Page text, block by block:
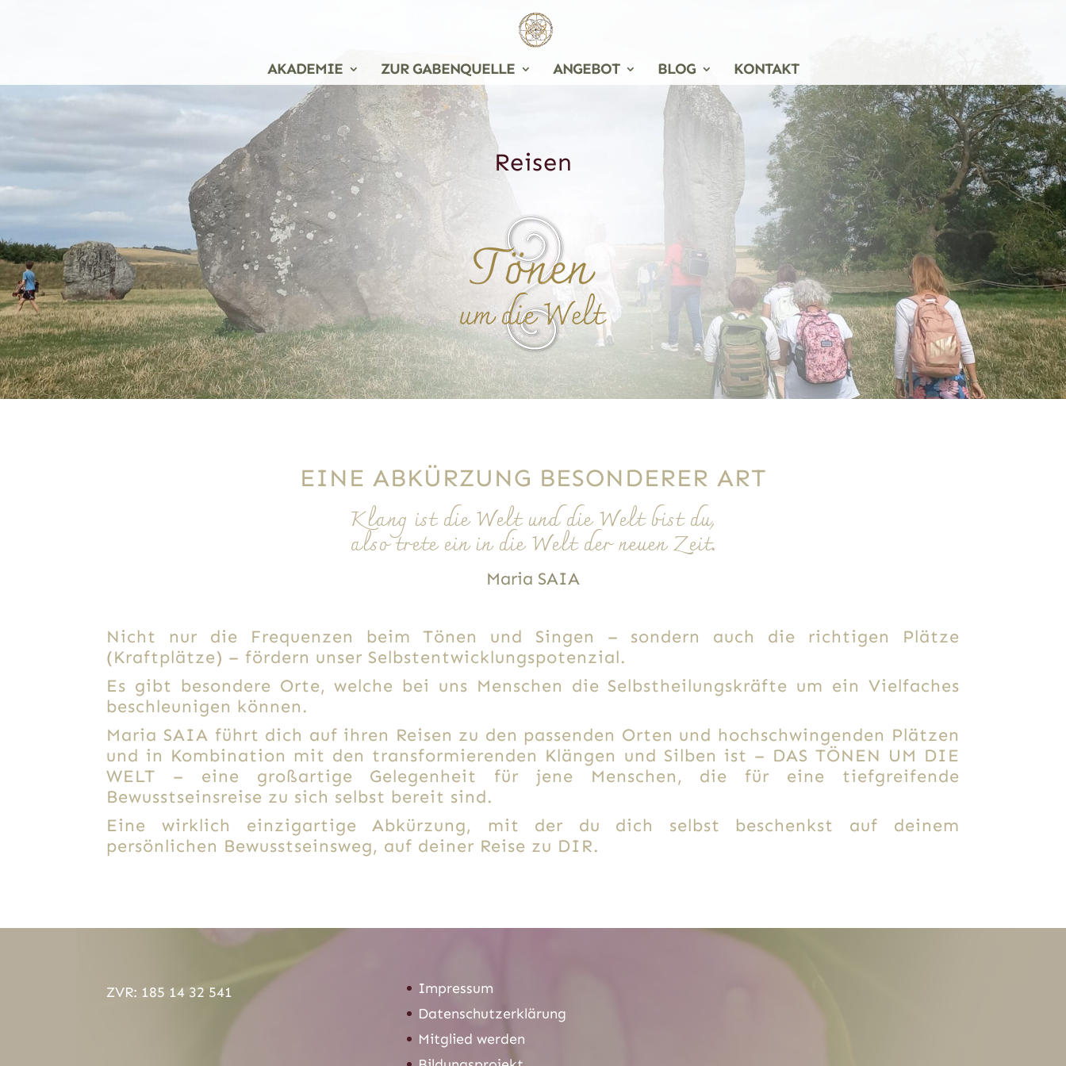
AKADEMIE ZUR GABENQUELLE ANGEBOT BLOG KONTAKT
Reisen
EINE ABKÜRZUNG BESONDERER ART
Klang ist die Welt und die Welt bist du,
also trete ein in die Welt der neuen Zeit.
Maria SAIA
Nicht nur die Frequenzen beim Tönen und Singen – sondern auch die richtigen Plätze
(Kraftplätze) – fördern unser Selbstentwicklungspotenzial.
Es gibt besondere Orte, welche bei uns Menschen die Selbstheilungskräfte um ein Vielfaches
beschleunigen können.
Maria SAIA führt dich auf ihren Reisen zu den passenden Orten und hochschwingenden Plätzen
und in Kombination mit den transformierenden Klängen und Silben ist – DAS TÖNEN UM DIE
WELT – eine großartige Gelegenheit für jene Menschen, die für eine tiefgreifende
Bewusstseinsreise zu sich selbst bereit sind.
Eine wirklich einzigartige Abkürzung, mit der du dich selbst beschenkst auf deinem
persönlichen Bewusstseinsweg, auf deiner Reise zu DIR.
ZVR: 185 14 32 541
Impressum
Datenschutzerklärung
Mitglied werden